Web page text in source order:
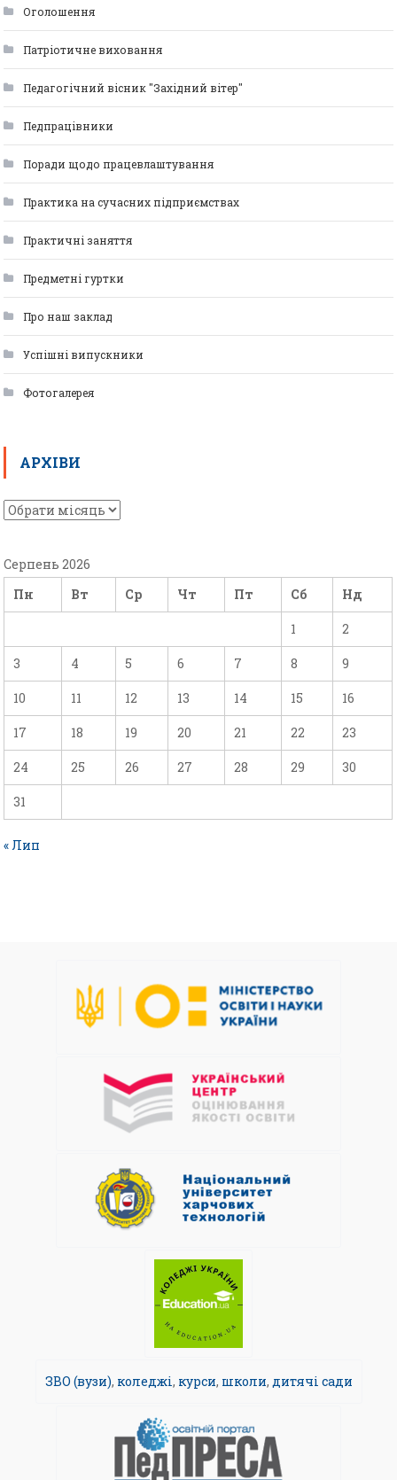
Оголошення
Патріотичне виховання
Педагогічний вісник "Західний вітер"
Педпрацівники
Поради щодо працевлаштування
Практика на сучасних підприємствах
Практичні заняття
Предметні гуртки
Про наш заклад
Успішні випускники
Фотогалерея
АРХІВИ
Серпень 2026
Пн
Вт Ср Чт Пт Сб Нд
1 2
3 4 5 6 7 8 9
10 11 12 13 14 15 16
17 18 19 20 21 22 23
24 25 26 27 28 29 30
31
« Лип
ЗВО (вузи), коледжі, курси, школи, дитячі сади